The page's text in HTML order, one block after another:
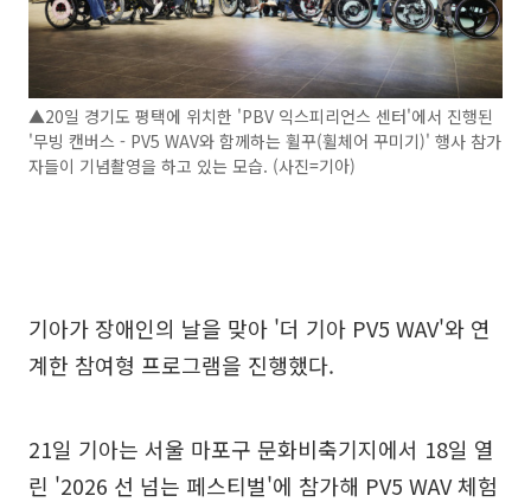
▲20일 경기도 평택에 위치한 'PBV 익스피리언스 센터'에서 진행된
'무빙 캔버스 - PV5 WAV와 함께하는 휠꾸(휠체어 꾸미기)' 행사 참가
자들이 기념촬영을 하고 있는 모습. (사진=기아)
기아가 장애인의 날을 맞아 '더 기아 PV5 WAV'와 연
계한 참여형 프로그램을 진행했다.
21일 기아는 서울 마포구 문화비축기지에서 18일 열
린 '2026 선 넘는 페스티벌'에 참가해 PV5 WAV 체험